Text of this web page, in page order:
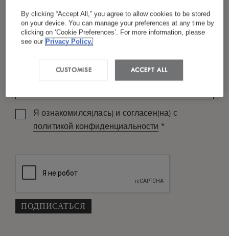
Предпочтение Языка*
Электронная Почта
Я ознакомился(лась) и согласен(на) с
политикой конфиденциальности *
By clicking “Accept All,” you agree to allow cookies to be stored
on your device. You can manage your preferences at any time by
clicking on ‘Cookie Preferences’. For more information, please
see our Privacy Policy.
ACCEPT ALL
CUSTOMISE